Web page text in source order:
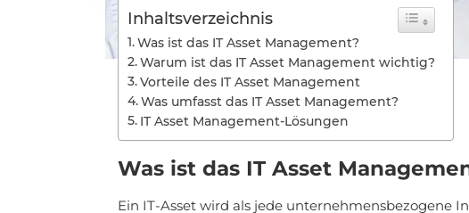
Inhaltsverzeichnis
Was ist das IT Asset Management?
Warum ist das IT Asset Management wichtig?
Vorteile des IT Asset Management
Was umfasst das IT Asset Management?
IT Asset Management-Lösungen
Was ist das IT Asset
Ein IT-Asset wird als jede unternehmensbezogene